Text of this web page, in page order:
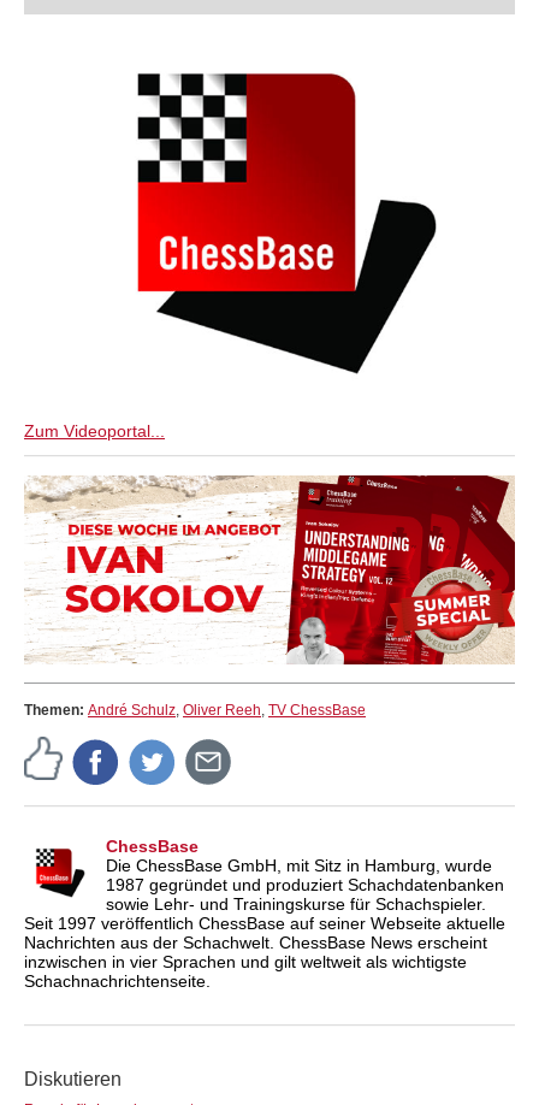
Zum Videoportal...
Themen: André Schulz, Oliver Reeh, TV ChessBase
ChessBase
Die ChessBase GmbH, mit Sitz in Hamburg, wurde
1987 gegründet und produziert Schachdatenbanken
sowie Lehr- und Trainingskurse für Schachspieler.
Seit 1997 veröffentlich ChessBase auf seiner Webseite aktuelle
Nachrichten aus der Schachwelt. ChessBase News erscheint
inzwischen in vier Sprachen und gilt weltweit als wichtigste
Schachnachrichtenseite.
Diskutieren